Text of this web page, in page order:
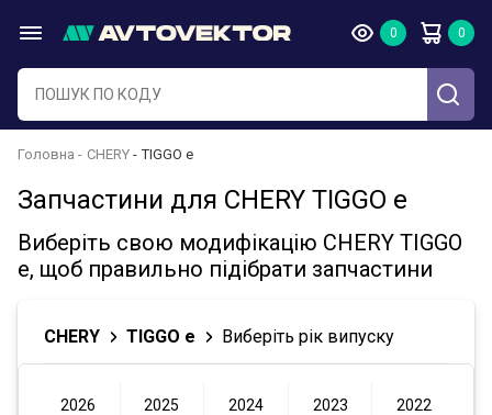
Головна CHERY TIGGO e
Запчастини для CHERY TIGGO e
Виберіть свою модифікацію CHERY TIGGO
e, щоб правильно підібрати запчастини
CHERY TIGGO e Виберіть рік випуску
2026 2025 2024 2023 2022